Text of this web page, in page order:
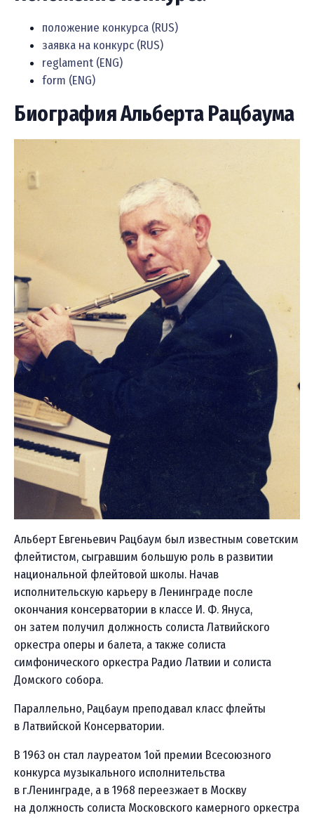
положение конкурса (RUS)
заявка на конкурс (RUS)
reglament (ENG)
form (ENG)
Биография Альберта Рацбаума
Альберт Евгеньевич Рацбаум был известным советским
флейтистом, сыгравшим большую роль в развитии
национальной флейтовой школы. Начав
исполнительскую карьеру в Ленинграде после
окончания консерватории в классе И. Ф. Януса,
он затем получил должность солиста Латвийского
оркестра оперы и балета, а также солиста
симфонического оркестра Радио Латвии и солиста
Домского собора.
Параллельно, Рацбаум преподавал класс флейты
в Латвийской Консерватории.
В 1963 он стал лауреатом 1ой премии Всесоюзного
конкурса музыкального исполнительства
в г.Ленинграде, а в 1968 переезжает в Москву
на должность солиста Московского камерного оркестра